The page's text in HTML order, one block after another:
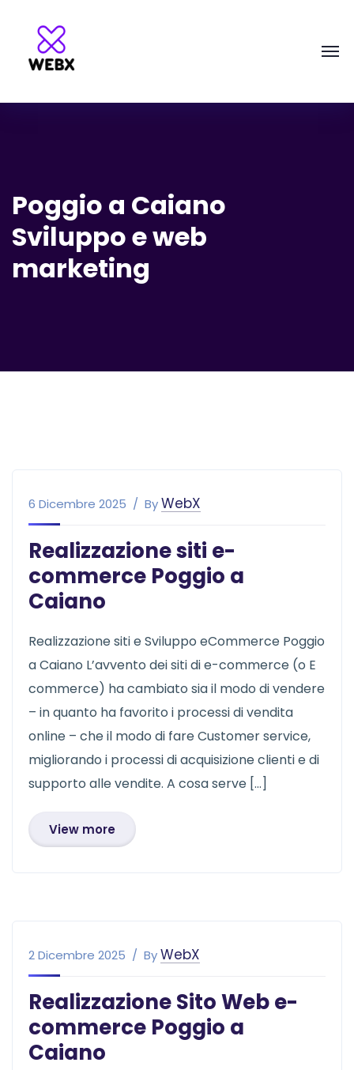
Poggio a Caiano
Sviluppo e web
marketing
6 Dicembre 2025 ByWebX
Realizzazione siti e-
commerce Poggio a
Caiano
Realizzazione siti e Sviluppo eCommerce Poggio
a Caiano L’avvento dei siti di e-commerce (o E
commerce) ha cambiato sia il modo di vendere
– in quanto ha favorito i processi di vendita
online – che il modo di fare Customer service,
migliorando i processi di acquisizione clienti e di
supporto alle vendite. A cosa serve […]
View more
2 Dicembre 2025 ByWebX
Realizzazione Sito Web e-
commerce Poggio a
Caiano